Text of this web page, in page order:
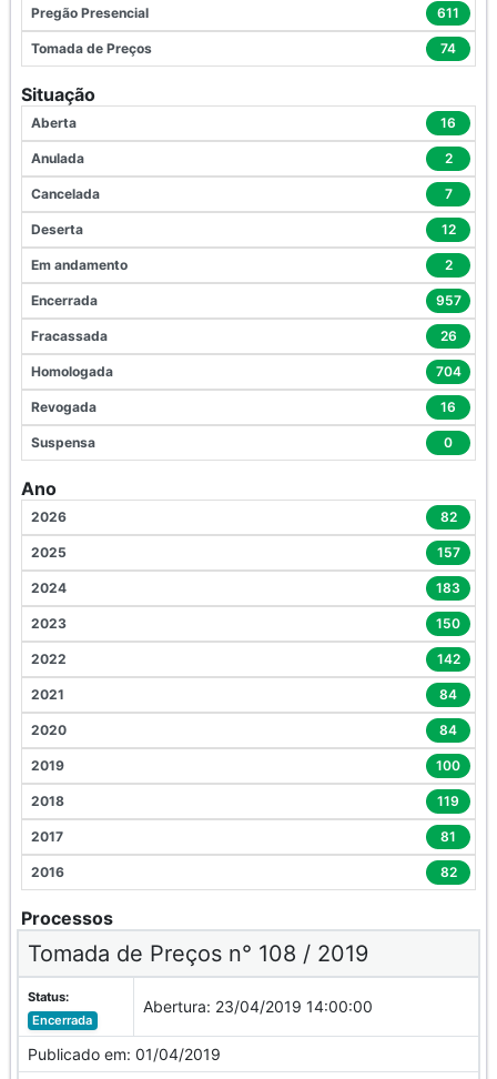
Pregão Presencial 611
Tomada de Preços 74
Situação
Aberta 16
Anulada 2
Cancelada 7
Deserta 12
Em andamento 2
Encerrada 957
Fracassada 26
Homologada 704
Revogada 16
Suspensa 0
Ano
2026 82
2025 157
2024 183
2023 150
2022 142
2021 84
2020 84
2019 100
2018 119
2017 81
2016 82
Processos
Tomada de Preços n° 108 / 2019
Status:
Encerrada
Abertura: 23/04/2019 14:00:00
Publicado em: 01/04/2019